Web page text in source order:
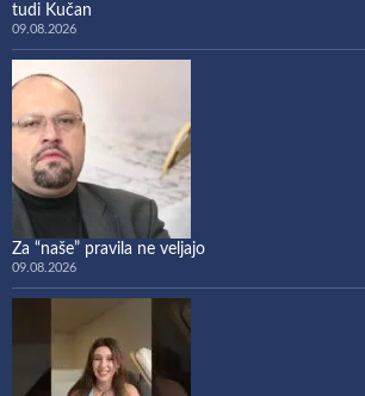
tudi Kučan
09.08.2026
Za “naše” pravila ne veljajo
09.08.2026